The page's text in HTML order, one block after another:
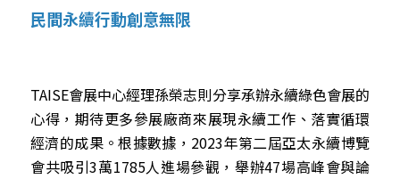
民間永續行動創意無限
TAISE會展中心經理孫榮志則分享承辦永續綠色會展的
心得，期待更多參展廠商來展現永續工作、落實循環
經濟的成果。根據數據，2023年第二屆亞太永續博覽
會共吸引3萬1785人進場參觀，舉辦47場高峰會與論